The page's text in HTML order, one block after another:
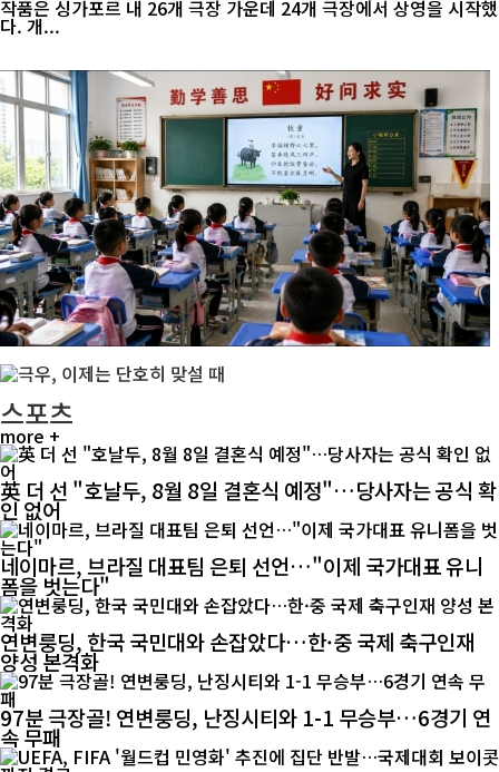
작품은 싱가포르 내 26개 극장 가운데 24개 극장에서 상영을 시작했
다. 개...
스포츠
more +
英 더 선 "호날두, 8월 8일 결혼식 예정"…당사자는 공식 확
인 없어
네이마르, 브라질 대표팀 은퇴 선언…"이제 국가대표 유니
폼을 벗는다"
연변룽딩, 한국 국민대와 손잡았다…한·중 국제 축구인재
양성 본격화
97분 극장골! 연변룽딩, 난징시티와 1-1 무승부…6경기 연
속 무패